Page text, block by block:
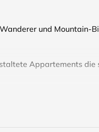
und Mountain-
Appartements
Skilift, Rodelbahn, und